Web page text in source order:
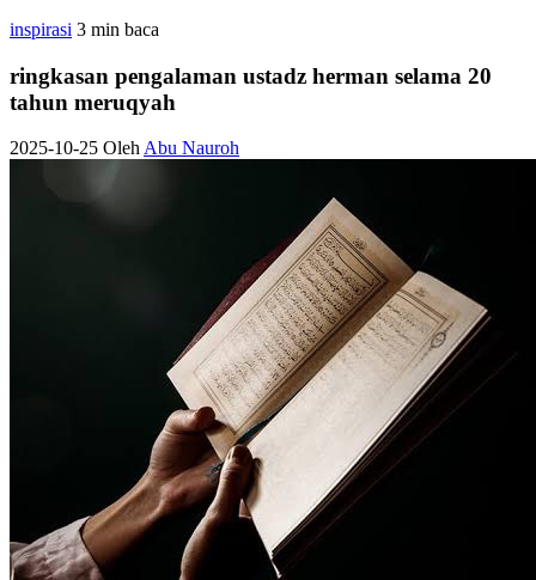
inspirasi 3 min baca
ringkasan pengalaman ustadz herman selama 20
tahun meruqyah
2025-10-25 OlehAbu Nauroh